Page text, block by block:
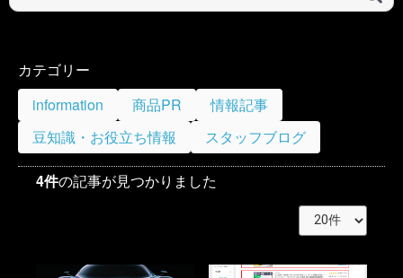
カテゴリー
information
商品PR
情報記事
豆知識・お役立ち情報
スタッフブログ
4件の記事が見つかりました